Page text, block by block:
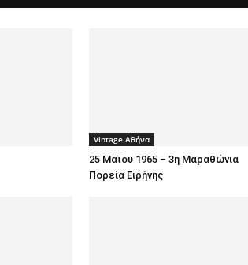
Vintage Αθήνα
25 Μαϊου 1965 – 3η Μαραθώνια
Πορεία Ειρήνης